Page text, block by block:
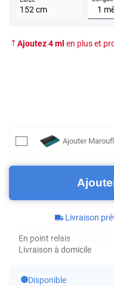
152 cm
Ajoutez4ml en plus et
Ajouter
Livraison
En point relais
Livraison à domicile
Disponible